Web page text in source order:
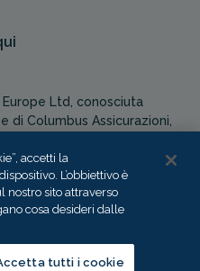
Ltd, conosciuta
Columbus Assicurazioni,
(Distribution Act
Assicurazioni è soggetta
accetti la
L’obbiettivo è
nostro sito attraverso
cosa desideri dalle
tutti i cookie